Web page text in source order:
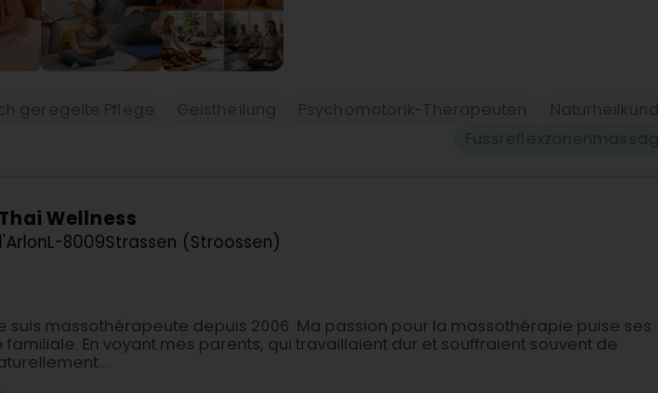
Wellness
L-8009Strassen (Stroossen)
suis massothérapeute depuis 2006. Ma passion pour la massothérapie puise ses
En voyant mes parents, qui travaillaient dur et souffraient souvent de